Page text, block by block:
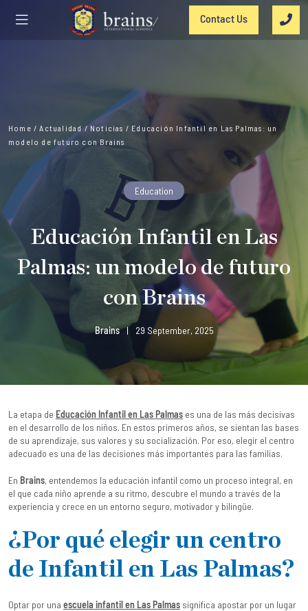
Contact Us
Home /Actualidad/ Noticias / Educación Infantil en Las Palmas: un
modelo de futuro con Brains
Education
Educación Infantil en Las
Palmas: un modelo de futuro
con Brains
Brains | 29 September, 2025
La etapa de Educación Infantil en Las Palmas es una de las más decisivas
en el desarrollo de los niños. En estos primeros años, se sientan las bases
de su aprendizaje, sus valores y su socialización. Por eso, elegir el centro
adecuado es una de las decisiones más importantes para las familias.
En Brains, entendemos la educación infantil como un proceso integral, en
el que cada niño aprende a su ritmo, descubre el mundo a través de la
experiencia y crece en un entorno seguro, motivador y bilingüe.
¿Por qué elegir un centro
de Infantil en Las Palmas?
Optar por una escuela infantil en Las Palmas significa apostar por un lugar